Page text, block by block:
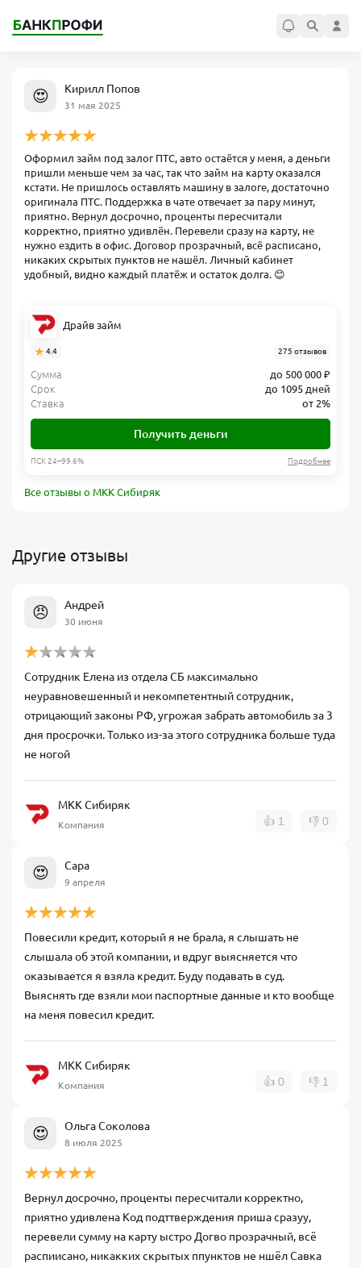
😍 Кирилл Попов
31 мая 2025
Оформил займ под залог ПТС, авто остаётся у меня, а деньги
пришли меньше чем за час, так что займ на карту оказался
кстати. Не пришлось оставлять машину в залоге, достаточно
оригинала ПТС. Поддержка в чате отвечает за пару минут,
приятно. Вернул досрочно, проценты пересчитали
корректно, приятно удивлён. Перевели сразу на карту, не
нужно ездить в офис. Договор прозрачный, всё расписано,
никаких скрытых пунктов не нашёл. Личный кабинет
удобный, видно каждый платёж и остаток долга. 😊
Драйв займ
4.4 275 отзывов
Сумма
до 500 000 ₽
Срок
до 1095 дней
Ставка
от 2%
Получить деньги
ПСК 24–99.6% Подробнее
Все отзывы о МКК Сибиряк
Другие отзывы
😠 Андрей
30 июня
Сотрудник Елена из отдела СБ максимально
неуравновешенный и некомпетентный сотрудник,
отрицающий законы РФ, угрожая забрать автомобиль за 3
дня просрочки. Только из-за этого сотрудника больше туда
не ногой
МКК Сибиряк
Компания 👍 1 👎 0
😍 Сара
9 апреля
Повесили кредит, который я не брала, я слышать не
слышала об этой компании, и вдруг выясняется что
оказывается я взяла кредит. Буду подавать в суд.
Выяснять где взяли мои паспортные данные и кто вообще
на меня повесил кредит.
МКК Сибиряк
Компания 👍 0 👎 1
😍 Ольга Соколова
8 июля 2025
Вернул досрочно, проценты пересчитали корректно,
приятно удивлена Код подттверждения приша сразуу,
перевели сумму на карту ыстро Догво прозрачный, всё
распиисано, никакких скрытых ппунктов не ншёл Савка